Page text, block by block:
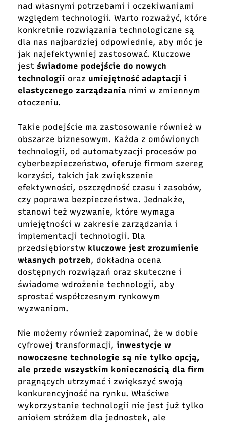
nad własnymi potrzebami i oczekiwaniami
względem technologii. Warto rozważyć, które
konkretnie rozwiązania technologiczne są
dla nas najbardziej odpowiednie, aby móc je
jak najefektywniej zastosować. Kluczowe
jest świadome podejście do nowych
technologii oraz umiejętność adaptacji i
elastycznego zarządzania nimi w zmiennym
otoczeniu.
Takie podejście ma zastosowanie również w
obszarze biznesowym. Każda z omówionych
technologii, od automatyzacji procesów po
cyberbezpieczeństwo, oferuje firmom szereg
korzyści, takich jak zwiększenie
efektywności, oszczędność czasu i zasobów,
czy poprawa bezpieczeństwa. Jednakże,
stanowi też wyzwanie, które wymaga
umiejętności w zakresie zarządzania i
implementacji technologii. Dla
przedsiębiorstw kluczowe jest zrozumienie
własnych potrzeb, dokładna ocena
dostępnych rozwiązań oraz skuteczne i
świadome wdrożenie technologii, aby
sprostać współczesnym rynkowym
wyzwaniom.
Nie możemy również zapominać, że w dobie
cyfrowej transformacji, inwestycje w
nowoczesne technologie są nie tylko opcją,
ale przede wszystkim koniecznością dla firm
pragnących utrzymać i zwiększyć swoją
konkurencyjność na rynku. Właściwe
wykorzystanie technologii nie jest już tylko
aniołem stróżem dla jednostek, ale